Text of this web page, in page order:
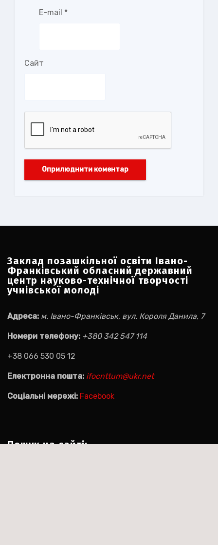
E-mail *
Сайт
Заклад позашкільної освіти Івано-
Франківський обласний державний
центр науково-технічної творчості
учнівської молоді
Адреса: м. Івано-Франківськ, вул. Короля Данила, 7
Номери телефону: +380 342 547 114
+38 066 530 05 12
Електронна пошта: ifocnttum@ukr.net
Соціальні мережі: Facebook
Пошук на сайті: